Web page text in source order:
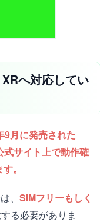
へ対応してい
9月に発売された
サイト上で動作確
。
、 SIMフリーもしく
る必要がありま